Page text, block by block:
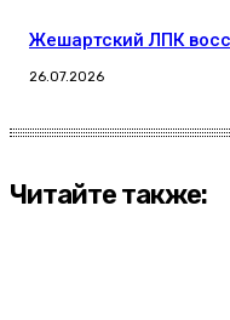
Жешартский ЛПК
26.07.2026
Читайте также: